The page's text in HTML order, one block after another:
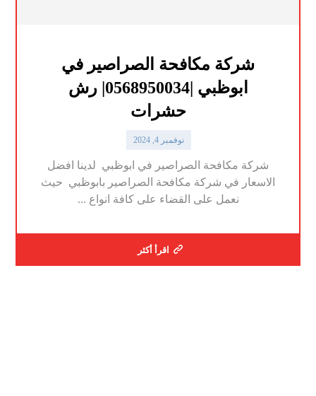
شركة مكافحة الصراصير في
ابوظبي |0568950034| رش
حشرات
نوفمبر 4, 2024
شركة مكافحة الصراصير في ابوظبي لدينا افضل
الاسعار في شركة مكافحة الصراصير بابوظبي حيث
نعمل على القضاء على كافة انواع ...
اقرأ أكثر